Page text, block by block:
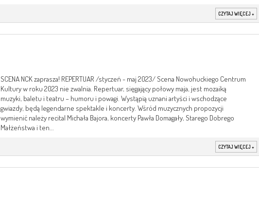
CZYTAJ WIĘCEJ +
SCENA NCK zaprasza! REPERTUAR /styczeń - maj 2023/ Scena Nowohuckiego Centrum
Kultury w roku 2023 nie zwalnia. Repertuar, sięgający połowy maja, jest mozaiką
muzyki, baletu i teatru – humoru i powagi. Wystąpią uznani artyści i wschodzące
gwiazdy, będą legendarne spektakle i koncerty. Wśród muzycznych propozycji
wymienić należy recital Michała Bajora, koncerty Pawła Domagały, Starego Dobrego
Małżeństwa i ten...
CZYTAJ WIĘCEJ +